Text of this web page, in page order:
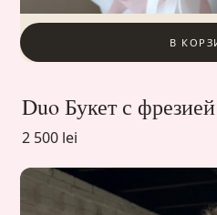
В
Duo Букет с
2 500 lei